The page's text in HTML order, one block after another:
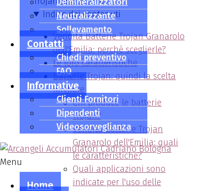
Neutralizzante
Sollevamento
Contatti
Chiedi preventivo
FAQ
Informative
Clienti Fornitori
Dipendenti
Videosorveglianza
Menu
Home
Indice dei contenuti
Vendita Batterie Trojan Granarolo
dell'Emilia: perchè sceglierle?
Le loro caratteristiche
Batterie Trojan: quindi la scelta
migliore
Chi produce le batterie
Trojan?
Vendita Batterie Trojan
Granarolo dell'Emilia: quali
le caratteristiche?
Quali applicazioni sono
indicate per l'uso delle